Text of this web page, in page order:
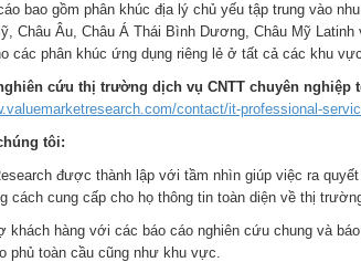
bao gồm phân khúc địa lý chủ yếu tập trung vào
Châu Âu, Châu Á Thái Bình Dương, Châu Mỹ
các phân khúc ứng dụng riêng lẻ ở tất cả các khu
cứu thị trường dịch vụ CNTT chuyên nghiệp
contact/it-professional-
tôi:
được thành lập với tầm nhìn giúp việc ra
cách cung cấp cho họ thông tin toàn diện về thị
khách hàng với các báo cáo nghiên cứu chung và
phủ toàn cầu cũng như khu vực.